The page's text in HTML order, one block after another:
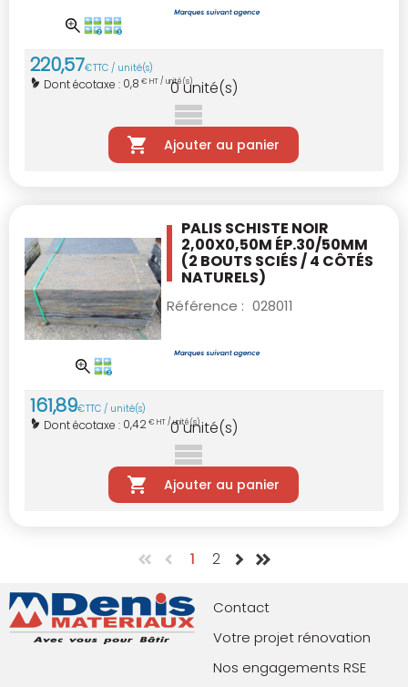
220,57€TTC / unité(s)
Dont écotaxe : 0,8 € HT / unité(s)
0unité(s)
Ajouter au panier
PALIS SCHISTE NOIR
2,00X0,50M ÉP.30/50MM
(2 BOUTS SCIÉS / 4 CÔTÉS
NATURELS)
Référence : 028011
161,89€TTC / unité(s)
Dont écotaxe : 0,42€ HT / unité(s)
0unité(s)
Ajouter au panier
1 2
Contact
Votre projet rénovation
Nos engagements RSE